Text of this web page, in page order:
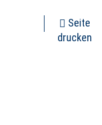
Seite
drucken